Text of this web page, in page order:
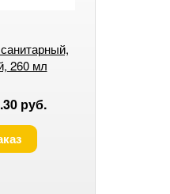
260 мл
руб.